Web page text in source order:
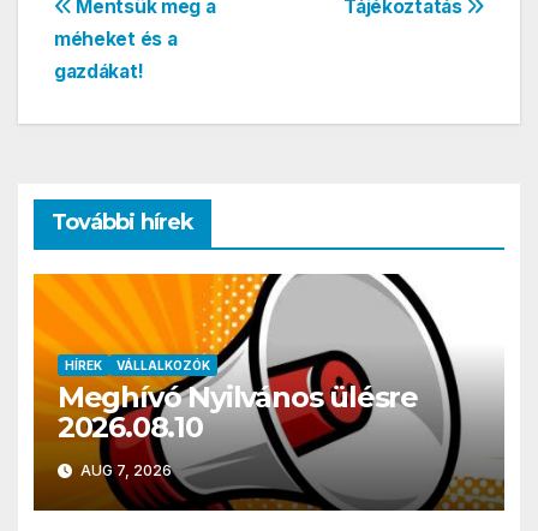
Bejegyzés
navigáció
Tájékoztatás
Mentsük meg a
méheket és a
gazdákat!
További hírek
HÍREK VÁLLALKOZÓK
Meghívó Nyilvános ülésre
2026.08.10
AUG 7, 2026